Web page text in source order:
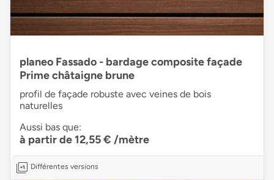
planeo Fassado - bardage composite façade
Prime châtaigne brune
profil de façade robuste avec veines de bois
naturelles
Aussi bas que:
à partir de 12,55 € /mètre
Différentes versions